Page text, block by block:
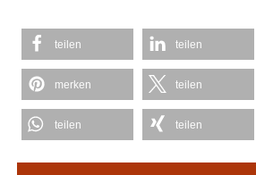
teilen teilen
merken teilen
teilen teilen